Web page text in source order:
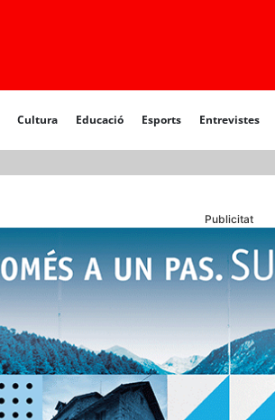
Cultura Educació Esports Entrevistes
Publicitat